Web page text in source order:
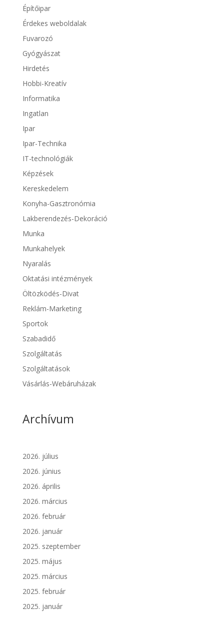
Építőipar
Érdekes weboldalak
Fuvarozó
Gyógyászat
Hirdetés
Hobbi-Kreatív
Informatika
Ingatlan
Ipar
Ipar-Technika
IT-technológiák
Képzések
Kereskedelem
Konyha-Gasztronómia
Lakberendezés-Dekoráció
Munka
Munkahelyek
Nyaralás
Oktatási intézmények
Öltözködés-Divat
Reklám-Marketing
Sportok
Szabadidő
Szolgáltatás
Szolgáltatások
Vásárlás-Webáruházak
Archívum
2026. július
2026. június
2026. április
2026. március
2026. február
2026. január
2025. szeptember
2025. május
2025. március
2025. február
2025. január